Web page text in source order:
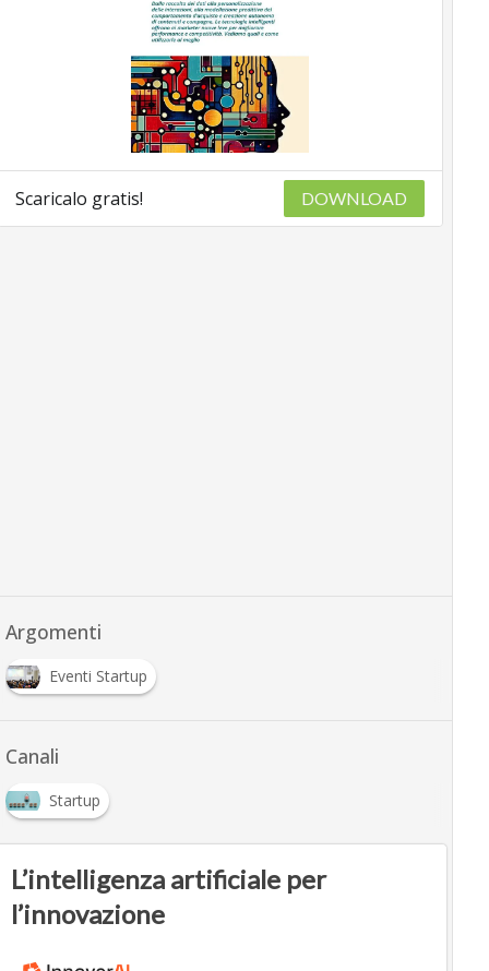
Scaricalo gratis! DOWNLOAD
Argomenti
Eventi Startup
Canali
Startup
L’intelligenza artificiale per
l’innovazione